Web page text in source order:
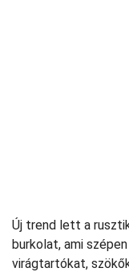
Új trend lett a
burkolat, ami
virágtartókat,